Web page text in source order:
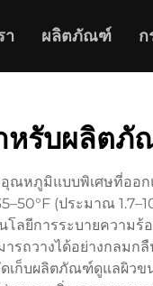
า ผลิตภัณฑ์
หรับผลิต
ณหภูมิแบบพิเศษที่อ
(ประมาณ
ลยีการระบายความ
วางได้อย่างกลมก
ก็บผลิตภัณฑ์ดูแลผิวข